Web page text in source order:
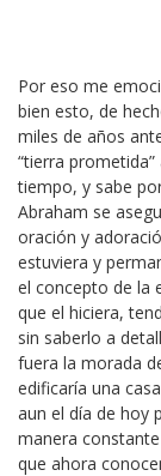
Por eso me
bien esto, de
miles de años
“tierra
tiempo, y sabe
Abraham se
oración y
estuviera y
el concepto de la
que el hiciera,
sin saberlo a
fuera la morada
edificaría una
aun el día de hoy
manera
que ahora